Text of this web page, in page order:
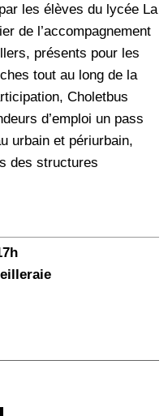
les élèves du lycée La
de l’accompagnement
présents pour les
tout au long de la
Choletbus
d’emploi un pass
urbain et périurbain,
des structures